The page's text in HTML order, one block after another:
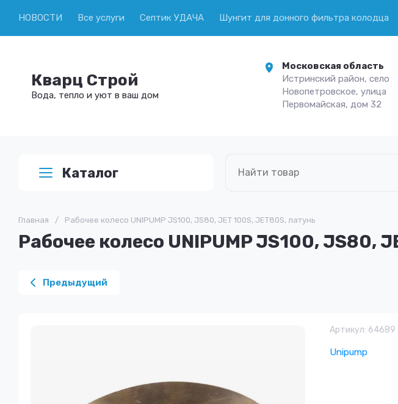
НОВОСТИ Все услуги Септик УДАЧА Шунгит для донного фильтра колодца
Кварц Строй
Вода, тепло и уют в ваш дом
Московская область
Истринский район, село
Новопетровское, улица
Первомайская, дом 32
Каталог
Главная / Рабочее колесо UNIPUMP JS100, JS80, JET 100S, JET80S, латунь
Рабочее колесо UNIPUMP JS100, JS80,
Предыдущий
Артикул: 64689
Unipump